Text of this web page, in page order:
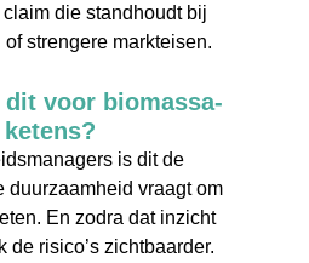
die standhoudt bij
strengere markteisen.
dit voor biomassa-
is dit de
duurzaamheid vraagt om
En zodra dat inzicht
de risico’s zichtbaarder.